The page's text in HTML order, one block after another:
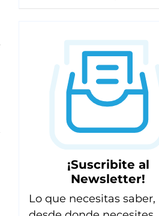
¡Suscribite al
Newsletter!
Lo que necesitas saber,